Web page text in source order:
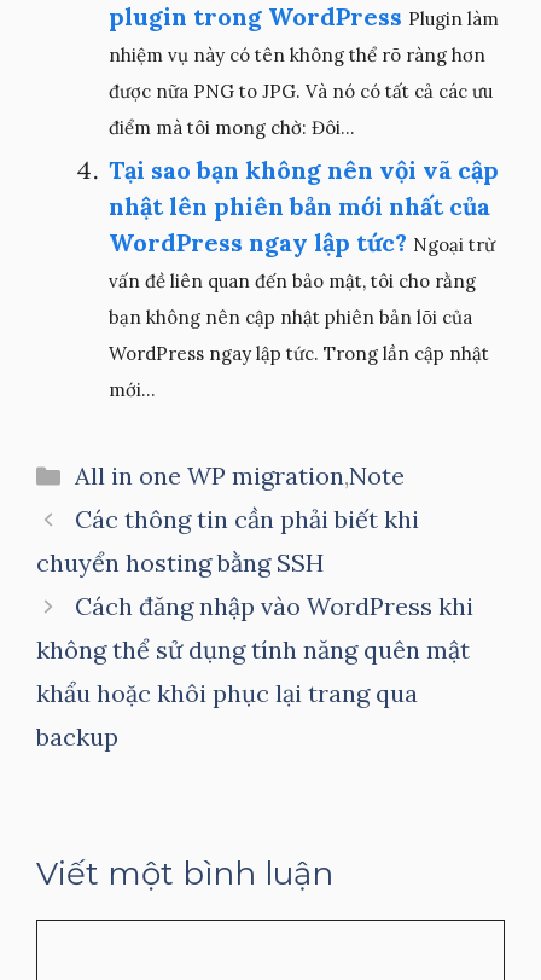
plugin trong WordPress Plugin làm
nhiệm vụ này có tên không thể rõ ràng hơn
được nữa PNG to JPG. Và nó có tất cả các ưu
điểm mà tôi mong chờ: Đôi...
Tại sao bạn không nên vội vã cập
nhật lên phiên bản mới nhất của
WordPress ngay lập tức? Ngoại trừ
vấn đề liên quan đến bảo mật, tôi cho rằng
bạn không nên cập nhật phiên bản lõi của
WordPress ngay lập tức. Trong lần cập nhật
mới...
Danh
mục
All in one WP migration,Note
Các thông tin cần phải biết khi
chuyển hosting bằng SSH
Cách đăng nhập vào WordPress khi
không thể sử dụng tính năng quên mật
khẩu hoặc khôi phục lại trang qua
backup
Viết một bình luận